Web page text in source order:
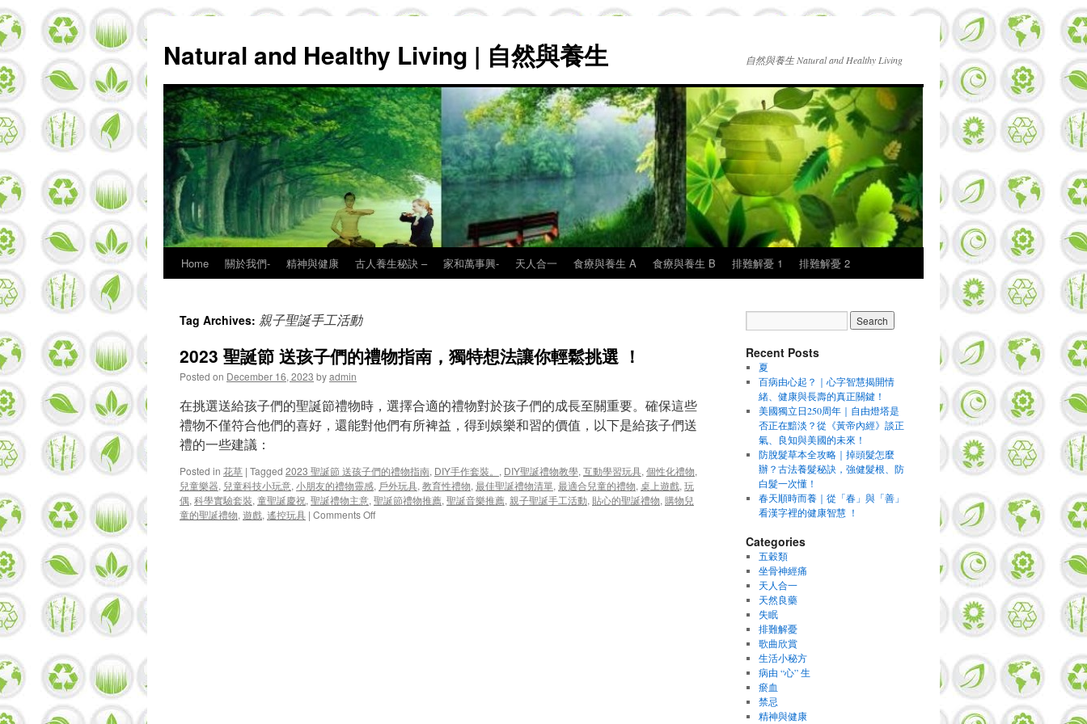
Natural and Healthy Living | 自然與養生 自然與養生 Natural and Healthy Living
Skip
content
Home 關於我們- 精神與健康 古人養生秘訣 – 家和萬事興- 天人合一 食療與養生 A 食療與養生 B 排難解憂 1 排難解憂 2
Tag Archives: 親子聖誕手工活動
2023 聖誕節 送孩子們的禮物指南，獨特想法讓你輕鬆挑選 ！
Posted on December 16, 2023 byadmin
在挑選送給孩子們的聖誕節禮物時，選擇合適的禮物對於孩子們的成長至關重要。確保這些
禮物不僅符合他們的喜好，還能對他們有所裨益，得到娛樂和習的價值，以下是給孩子們送
禮的一些建議：
Posted in 花草 | Tagged 2023 聖誕節 送孩子們的禮物指南, DIY手作套裝。 , DIY聖誕禮物教學, 互動學習玩具, 個性化禮物,
兒童樂器, 兒童科技小玩意, 小朋友的禮物靈感, 戶外玩具, 教育性禮物, 最佳聖誕禮物清單, 最適合兒童的禮物, 桌上遊戲, 玩
偶, 科學實驗套裝, 童聖誕慶祝, 聖誕禮物主意, 聖誕節禮物推薦, 聖誕音樂推薦, 親子聖誕手工活動, 貼心的聖誕禮物, 購物兒
童的聖誕禮物, 遊戲, 遙控玩具 | Comments Offon
Recent Posts
夏
百病由心起？｜心字智慧揭開情
緒、健康與長壽的真正關鍵！
美國獨立日250周年｜自由燈塔是
否正在黯淡？從《黃帝內經》談正
氣、良知與美國的未來！
防脫髮草本全攻略｜掉頭髮怎麼
辦？古法養髮秘訣，強健髮根、防
白髮一次懂！
春天順時而養｜從「春」與「善」
看漢字裡的健康智慧 ！
Categories
五穀類
坐骨神經痛
天人合一
天然良藥
失眠
排難解憂
歌曲欣賞
生活小秘方
病由 “心” 生
瘀血
禁忌
精神與健康